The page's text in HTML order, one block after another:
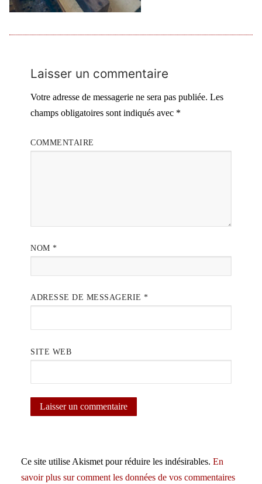
Laisser un commentaire
Votre adresse de messagerie ne sera pas publiée. Les
champs obligatoires sont indiqués avec *
COMMENTAIRE
NOM *
ADRESSE DE MESSAGERIE *
SITE WEB
Ce site utilise Akismet pour réduire les indésirables. En
savoir plus sur comment les données de vos commentaires